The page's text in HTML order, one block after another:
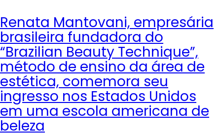
Renata Mantovani, empresária
brasileira fundadora do
“Brazilian Beauty Technique”,
método de ensino da área de
estética, comemora seu
ingresso nos Estados Unidos
em uma escola americana de
beleza